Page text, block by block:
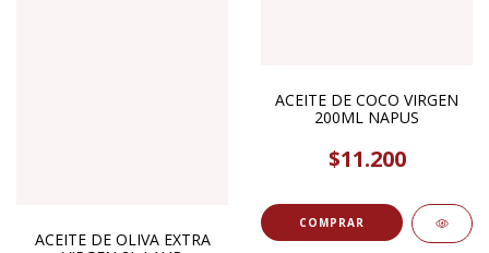
ACEITE DE OLIVA EXTRA
ACEITE DE COCO VIRGEN
200ML NAPUS
$11.200